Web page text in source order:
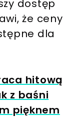
dostęp
że ceny
dla
hitową
z baśni
pięknem